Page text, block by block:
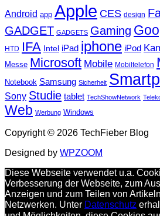
Android app Apple CES design
GADGET GADGETS Gaming
HTD IFA Intel iPad iphone iPod
Messe Microsoft Mobile Mobiltelefon
Notebook Samsung Sicherheit
Sony Studie tablet TechShowNetwork
Web Werbung Windows
Copyright © 2026 TechFieber Blog
Designed by WPZOOM
Diese Webseite verwendet u.a.
Verbesserung der Webseite, zum
Anzeigen und zum Teilen von
Netzwerken. Unter Datenschutz